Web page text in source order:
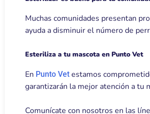
Muchas comunidades presentan
ayuda a disminuir el número de
Esteriliza a tu mascota en Punto Vet
En Punto Vet estamos
garantizarán la mejor atención a tu
Comunícate con nosotros en las